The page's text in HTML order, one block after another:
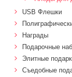
USB Флешки
Награды
Подарочные
Элитные
Cъедобные